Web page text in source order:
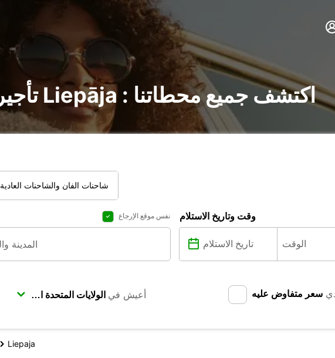
تأجير السيارات في Liepāja : اكتشف جميع محطاتنا
شاحنات الفان والشاحنات العادية
نفس موقع الإرجاع وقت وتاريخ الاستلام
أعيش في سعر متفاوض عليه
Liepaja